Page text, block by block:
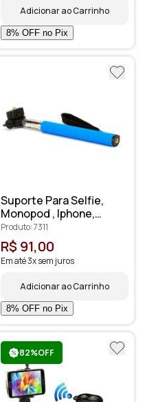
Adicionar ao Carrinho
Suporte Para Selfie,
Monopod , Iphone,
Galaxy - Z07-1 Azul
Produto: 7311
R$ 91,00
Em até 3x sem juros
Adicionar ao Carrinho
82%OFF